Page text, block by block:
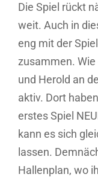
Die Spiel rückt
weit. Auch in
eng mit der
zusammen.
und Herold an
aktiv. Dort
erstes Spiel
kann es sich
lassen.
Hallenplan, wo